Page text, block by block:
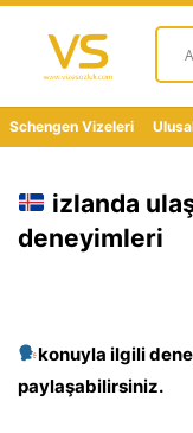
Schengen Vizeleri
izlanda
deneyimleri
konuyla ilgili
paylaşabilirsiniz.